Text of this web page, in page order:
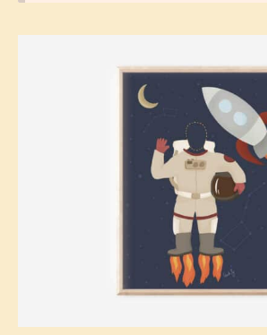
prix :
65,00€
à
75,00€